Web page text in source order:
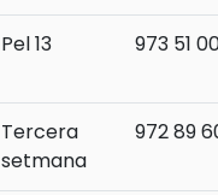
Pel 13 973 51
Tercera
setmana
972 89